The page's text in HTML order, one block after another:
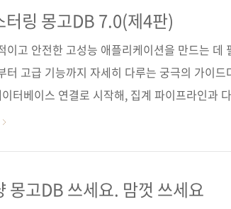
파이썬으로 만드는 초경량 한국어 LLM 챗
끝나지 않..
터링 몽고DB 7.0(제4판)
이고 안전한 고성능 애플리케이션을 만드는 데
터 고급 기능까지 자세히 다루는 궁극의 가이
터베이스 연결로 시작해, 집계 파이프라인과
쿼리를 살펴보고, 아틀라스 백터 검색 등 AI 애
8.0 내용을 추가했다. 도서구매 사이트(가나다
몽고DB 쓰세요. 맘껏 쓰세요